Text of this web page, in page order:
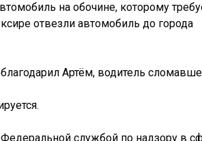
на обочине, которому
отвезли автомобиль до города
Артём, водитель
Федеральной службой по надзору в